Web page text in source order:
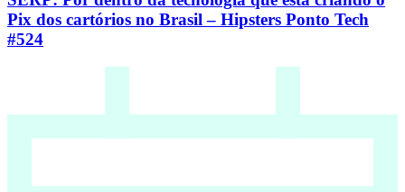
Pix dos cartórios no Brasil – Hipsters Ponto Tech
#524